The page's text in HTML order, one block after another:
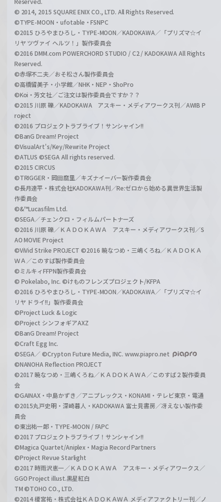
© 2014, 2015 SQUARE ENIX CO., LTD. All Rights Reserved.
©TYPE-MOON・ufotable・FSNPC
©2015 ひろやまひろし・TYPE-MOON／KADOKAWA／「プリズマ☆イ
リヤ ツヴァイ ヘルツ！」製作委員会
©2016 DMM.com POWERCHORD STUDIO / C2 / KADOKAWA All Rights
Reserved.
©赤塚不二夫／おそ松さん製作委員会
©高橋留美子・小学館／NHK・NEP・ShoPro
©Koi・芳文社／ご注文は製作委員会ですか？？
©2015 川原 礫／KADOKAWA アスキー・メディアワークス刊／AWIB P
roject
©2016 プロジェクトラブライブ！サンシャイン!!
©BanG Dream! Project
©VisualArt's/Key/Rewrite Project
©ATLUS ©SEGA All rights reserved.
©2015 CIRCUS
©TRIGGER・岡田麿里／キズナイーバー製作委員会
©長月達平・株式会社KADOKAWA刊／Re:ゼロから始める異世界生活製
作委員会
©&™Lucasfilm Ltd.
©SEGA／チェンクロ・フィルムパートナーズ
©2016 川原 礫／ＫＡＤＯＫＡＷＡ アスキー・メディアワークス刊／S
AO MOVIE Project
©ViVid Strike PROJECT ©2016 暁なつめ・三嶋くろね／ＫＡＤＯＫＡ
ＷＡ／このすば製作委員会
©ミルキィFFPN製作委員会
© Pokelabo, Inc. ©けものフレンズプロジェクト/KFPA
©2016 ひろやまひろし・TYPE-MOON／KADOKAWA／「プリズマ☆イ
リヤ ドライ!!」製作委員会
©Project Luck & Logic
©Project シンフォギアAXZ
©BanG Dream! Project
©Craft Egg Inc.
©SEGA／ ©Crypton Future Media, INC. www.piapro.net
©NANOHA Reflection PROJECT
©2017 暁なつめ・三嶋くろね／ＫＡＤＯＫＡＷＡ／このすば２製作委員
会
©GAINAX・中島かずき／アニプレックス・KONAMI・テレビ東京・電通
©2015丸戸史明・深崎暮人・KADOKAWA 富士見書房／冴えない製作委
員会
©東出祐一郎・TYPE-MOON / FAPC
©2017 プロジェクトラブライブ！サンシャイン!!
©Magica Quartet/Aniplex・Magia Record Partners
©Project Revue Starlight
©2017 時雨沢恵一／ＫＡＤＯＫＡＷＡ アスキー・メディアワークス／
GGO Project illust.黒星紅白
TM ©TOHO CO., LTD.
©2014 榎宮祐・株式会社ＫＡＤＯＫＡＷＡ メディアファクトリー刊／ノ